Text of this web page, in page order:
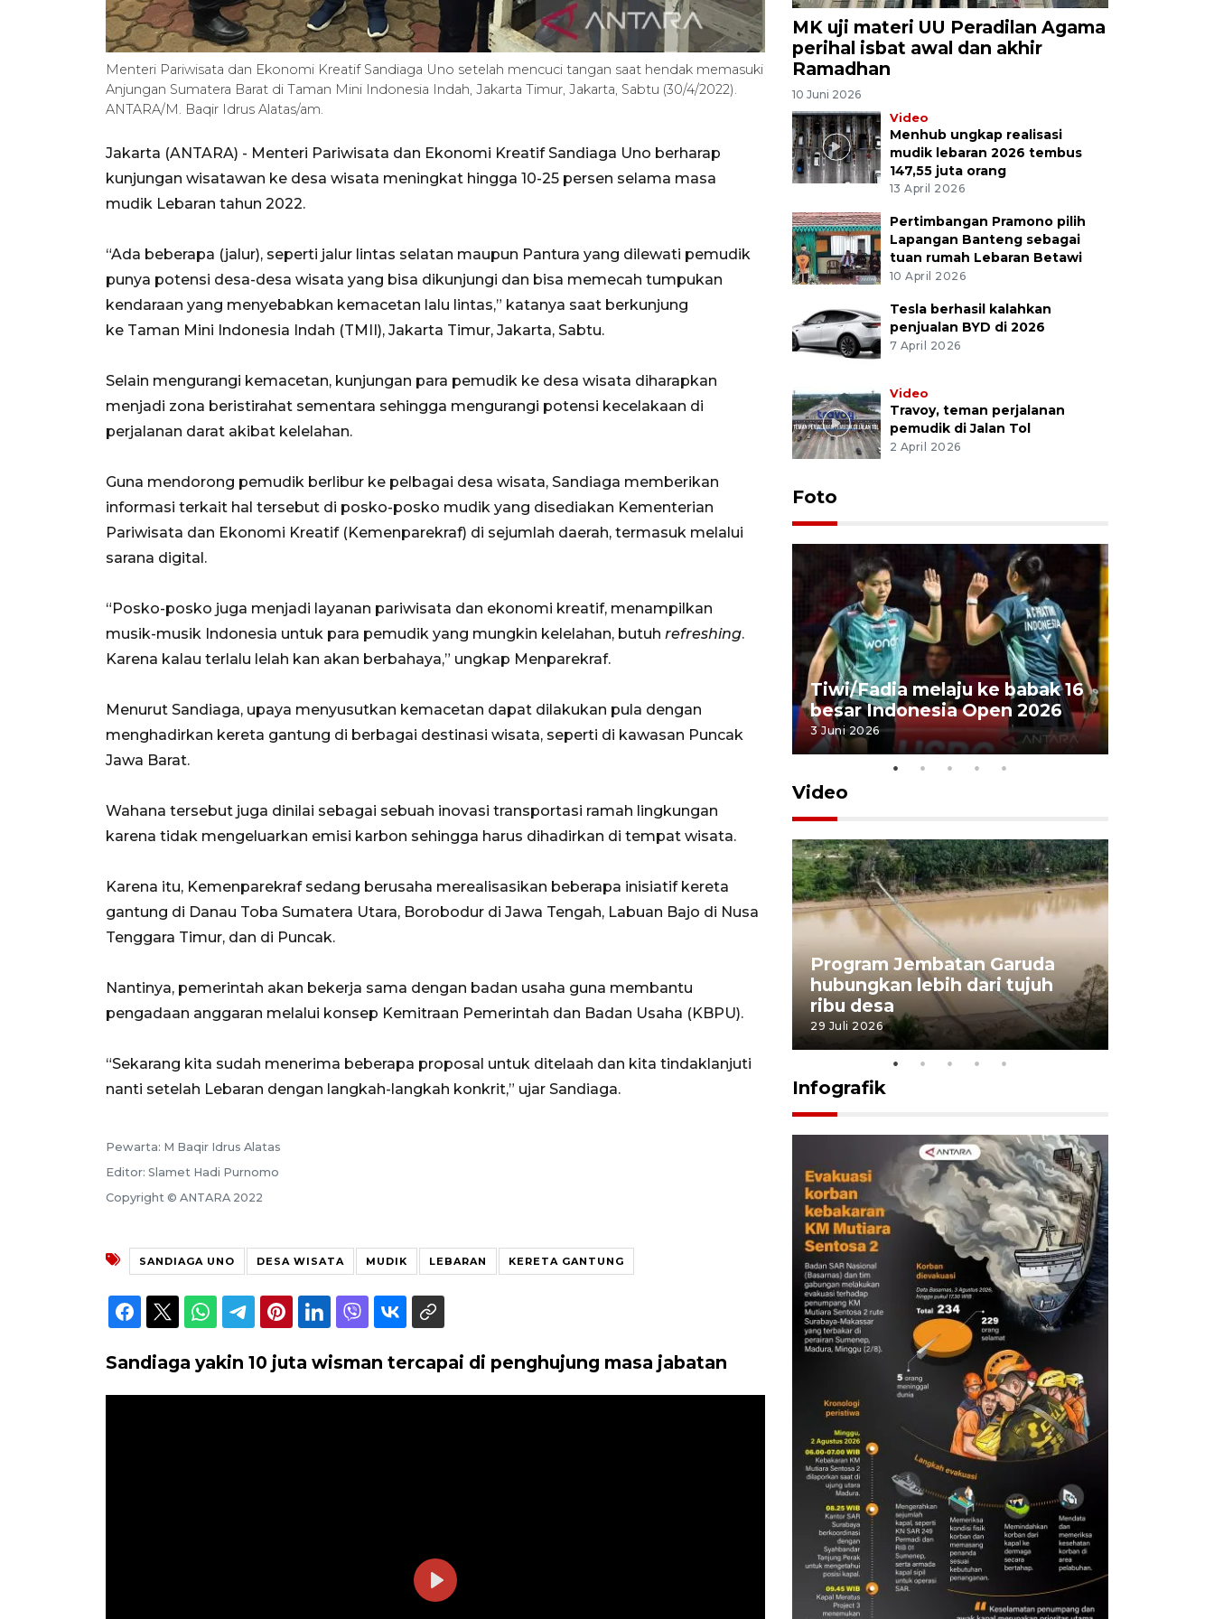
Menteri Pariwisata dan Ekonomi Kreatif Sandiaga Uno setelah mencuci tangan saat hendak memasuki
Anjungan Sumatera Barat di Taman Mini Indonesia Indah, Jakarta Timur, Jakarta, Sabtu (30/4/2022).
ANTARA/M. Baqir Idrus Alatas/am.
Jakarta (ANTARA) - Menteri Pariwisata dan Ekonomi Kreatif Sandiaga Uno berharap
kunjungan wisatawan ke desa wisata meningkat hingga 10-25 persen selama masa
mudik Lebaran tahun 2022.
“Ada beberapa (jalur), seperti jalur lintas selatan maupun Pantura yang dilewati pemudik
punya potensi desa-desa wisata yang bisa dikunjungi dan bisa memecah tumpukan
kendaraan yang menyebabkan kemacetan lalu lintas,” katanya saat berkunjung
ke Taman Mini Indonesia Indah (TMII), Jakarta Timur, Jakarta, Sabtu.
Selain mengurangi kemacetan, kunjungan para pemudik ke desa wisata diharapkan
menjadi zona beristirahat sementara sehingga mengurangi potensi kecelakaan di
perjalanan darat akibat kelelahan.
Guna mendorong pemudik berlibur ke pelbagai desa wisata, Sandiaga memberikan
informasi terkait hal tersebut di posko-posko mudik yang disediakan Kementerian
Pariwisata dan Ekonomi Kreatif (Kemenparekraf) di sejumlah daerah, termasuk melalui
sarana digital.
“Posko-posko juga menjadi layanan pariwisata dan ekonomi kreatif, menampilkan
musik-musik Indonesia untuk para pemudik yang mungkin kelelahan, butuh refreshing.
Karena kalau terlalu lelah kan akan berbahaya,” ungkap Menparekraf.
Menurut Sandiaga, upaya menyusutkan kemacetan dapat dilakukan pula dengan
menghadirkan kereta gantung di berbagai destinasi wisata, seperti di kawasan Puncak
Jawa Barat.
Wahana tersebut juga dinilai sebagai sebuah inovasi transportasi ramah lingkungan
karena tidak mengeluarkan emisi karbon sehingga harus dihadirkan di tempat wisata.
Karena itu, Kemenparekraf sedang berusaha merealisasikan beberapa inisiatif kereta
gantung di Danau Toba Sumatera Utara, Borobodur di Jawa Tengah, Labuan Bajo di Nusa
Tenggara Timur, dan di Puncak.
Nantinya, pemerintah akan bekerja sama dengan badan usaha guna membantu
pengadaan anggaran melalui konsep Kemitraan Pemerintah dan Badan Usaha (KBPU).
“Sekarang kita sudah menerima beberapa proposal untuk ditelaah dan kita tindaklanjuti
nanti setelah Lebaran dengan langkah-langkah konkrit,” ujar Sandiaga.
Pewarta: M Baqir Idrus Alatas
Editor: Slamet Hadi Purnomo
Copyright © ANTARA 2022
SANDIAGA UNO DESA WISATA MUDIK LEBARAN KERETA GANTUNG
Sandiaga yakin 10 juta wisman tercapai di penghujung masa jabatan
Play
MK uji materi UU Peradilan Agama
perihal isbat awal dan akhir
Ramadhan
10 Juni 2026
Video
Menhub ungkap realisasi
mudik lebaran 2026 tembus
147,55 juta orang
13 April 2026
Pertimbangan Pramono pilih
Lapangan Banteng sebagai
tuan rumah Lebaran Betawi
10 April 2026
Tesla berhasil kalahkan
penjualan BYD di 2026
7 April 2026
Video
Travoy, teman perjalanan
pemudik di Jalan Tol
2 April 2026
Foto
Lebaran Betawi 2026, ajang
silaturahim masyarakat dan
Ibu Kota
11 April 2026
Tiwi/Fadia melaju ke babak 16
besar Indonesia Open 2026
3 Juni 2026
Video
timnas Ramadhan Sananta
kembali asah naluri
Program Jembatan Garuda
hubungkan lebih dari tujuh
ribu desa
29 Juli 2026
Infografik